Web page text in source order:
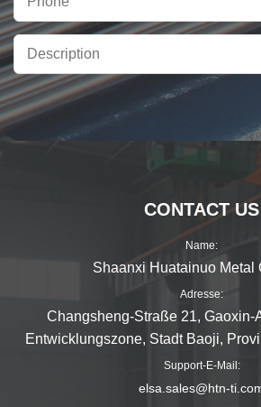
CONTACT US
Name:
Shaanxi Huatainuo Metal
Adresse:
Changsheng-Straße 21, Gaoxin-
Entwicklungszone, Stadt Baoji,
Support-E-Mail:
elsa.sales@htn-